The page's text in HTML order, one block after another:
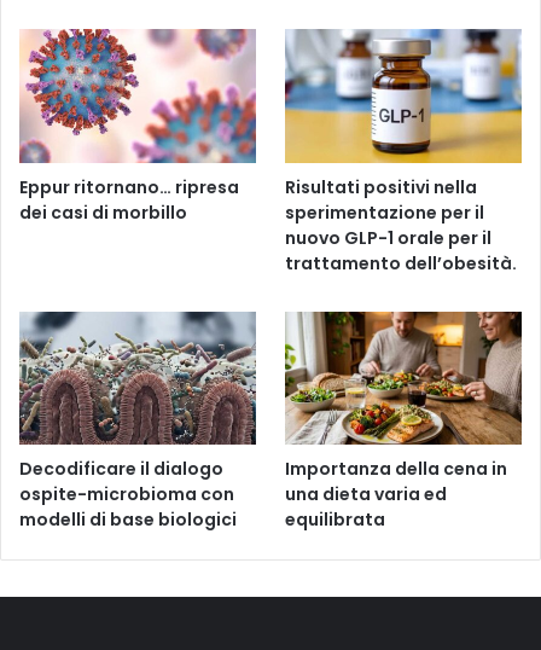
Eppur ritornano… ripresa
dei casi di morbillo
Risultati positivi nella
sperimentazione per il
nuovo GLP-1 orale per il
trattamento dell’obesità.
Decodificare il dialogo
ospite-microbioma con
modelli di base biologici
Importanza della cena in
una dieta varia ed
equilibrata